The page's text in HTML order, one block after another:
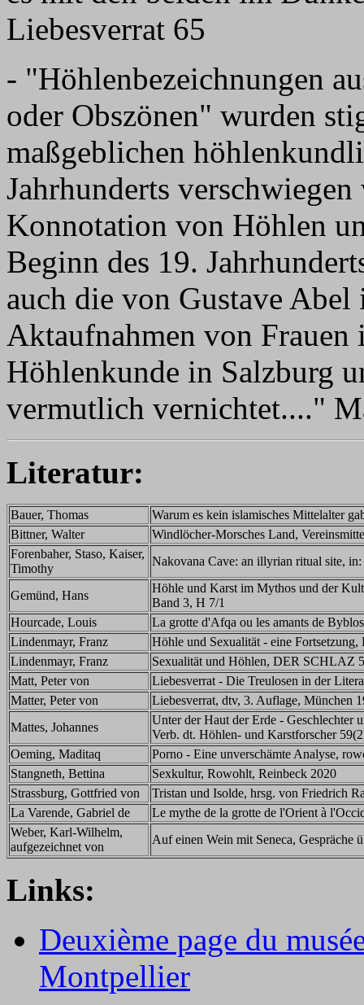
Liebesverrat 65
- "Höhlenbezeichnungen
oder Obszönen" wurden
maßgeblichen
Jahrhunderts
Konnotation von Höhlen
Beginn des 19.
auch die von Gustave
Aktaufnahmen von Frauen
Höhlenkunde in Salzburg
vermutlich vernichtet...."
Literatur:
Bauer, Thomas
Warum es kein islamisches Mittelalter
Bittner, Walter
Windlöcher-Morsches Land,
Forenbaher, Staso, Kaiser,
Timothy
Nakovana Cave: an illyrian ritual site,
Gemünd, Hans
Höhle und Karst im Mythos und der
Band 3, H 7/1
Hourcade, Louis
La grotte d'Afqa ou les amants de
Lindenmayr, Franz
Höhle und Sexualität - eine
Lindenmayr, Franz
Sexualität und Höhlen, DER SCHLAZ
Matt, Peter von
Liebesverrat - Die Treulosen in der
Matter, Peter von
Liebesverrat, dtv, 3. Auflage, München
Mattes, Johannes
Unter der Haut der Erde - Geschlechter
Verb. dt. Höhlen- und Karstforscher
Oeming, Maditaq
Porno - Eine unverschämte Analyse,
Stangneth, Bettina
Sexkultur, Rowohlt, Reinbeck 2020
Strassburg, Gottfried von
Tristan und Isolde, hrsg. von Friedrich
La Varende, Gabriel de
Le mythe de la grotte de l'Orient à
Weber, Karl-Wilhelm,
aufgezeichnet von
Auf einen Wein mit Seneca, Gespräche
Links:
Deuxième page du
Montpellier